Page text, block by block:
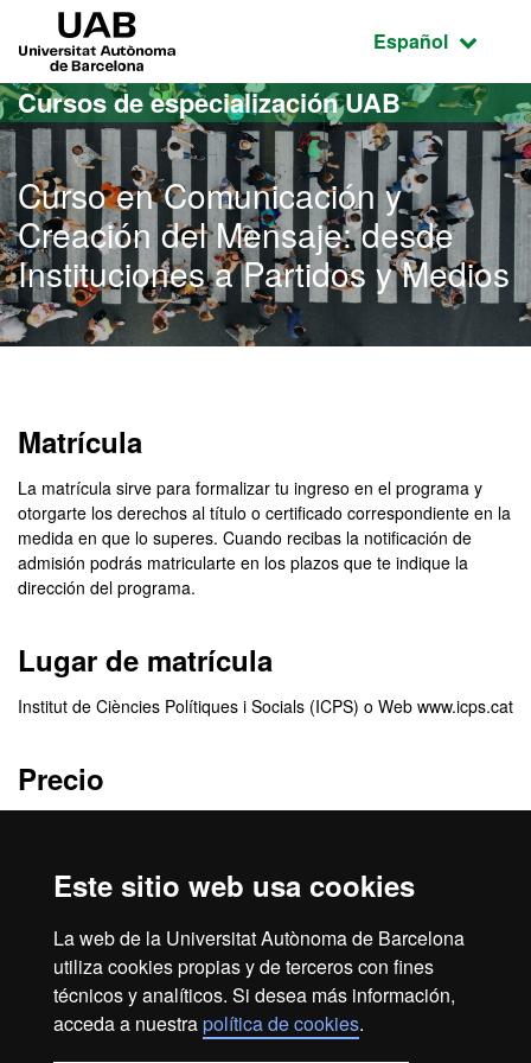
Este sitio web usa cookies
La web de la Universitat Autònoma de Barcelona
utiliza cookies propias y de terceros con fines
técnicos y analíticos. Si desea más información,
acceda a nuestrapolítica de cookies.
Acceso al contenido principal
Acceso a la navegación de la página
Idioma
Español
Cursos de especialización UAB
Curso en Comunicación y
Creación del Mensaje: desde
Instituciones a Partidos y Medios
Matrícula
La matrícula sirve para formalizar tu ingreso en el programa y
otorgarte los derechos al título o certificado correspondiente en la
medida en que lo superes. Cuando recibas la notificación de
admisión podrás matricularte en los plazos que te indique la
dirección del programa.
Lugar de matrícula
Institut de Ciències Polítiques i Socials (ICPS) o Web www.icps.cat
Precio
Créditos
12 ECTS